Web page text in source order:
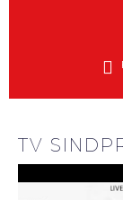
TV
explanam
do INSS